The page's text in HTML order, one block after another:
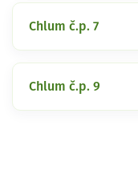
Chlum č.p. 7
Chlum č.p. 9